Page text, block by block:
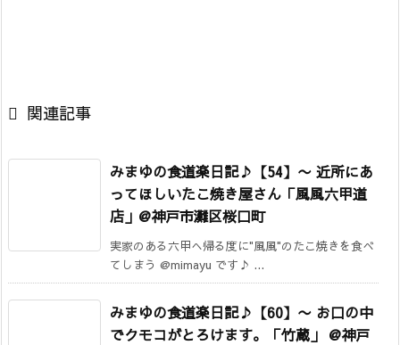
 関連記事
みまゆの食道楽日記♪【54】〜 近所にあ
ってほしいたこ焼き屋さん「風風六甲道
店」@神戸市灘区桜口町
実家のある六甲へ帰る度に"風風"のたこ焼きを食べ
てしまう @mimayu です♪ ...
みまゆの食道楽日記♪【60】〜 お口の中
でクモコがとろけます。「竹蔵」 @神戸